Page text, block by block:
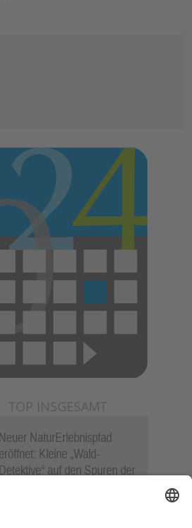
TOP INSGESAMT
Neuer NaturErlebnispfad
eröffnet: Kleine „Wald-
Detektive“ auf den Spuren der
auf der Burg“ lässt